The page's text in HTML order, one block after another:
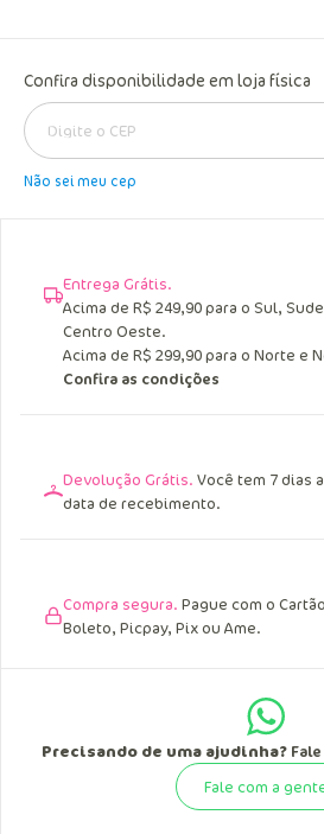
Confira disponibilidade em loja física
Não sei meu cep
Entrega Grátis.
Acima de R$ 249,90 para o Sul,
Centro Oeste.
Acima de R$ 299,90 para o Norte e
Confira as condições
Devolução Grátis. Você tem 7 dias
data de recebimento.
Compra segura. Pague com o
Boleto, Picpay, Pix ou Ame.
Precisando de uma ajudinha?Fale
Fale com a